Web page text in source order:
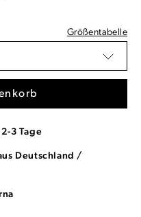
Größentabelle
3 Tage
Deutschland /